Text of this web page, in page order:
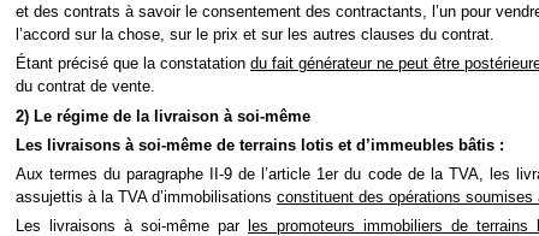
et des contrats à savoir le consentement des contractants, l’un pour
l’accord sur la chose, sur le prix et sur les autres clauses du contrat.
Étant précisé que la constatation du fait générateur ne peut être
du contrat de vente.
2) Le régime de la livraison à soi-même
Les livraisons à soi-même de terrains lotis et d’immeubles bâtis :
Aux termes du paragraphe II-9 de l’article 1er du code de la TVA, les
assujettis à la TVA d’immobilisations constituent des opérations soumises
L es livraisons à soi-même par les promoteurs immobiliers de terrains